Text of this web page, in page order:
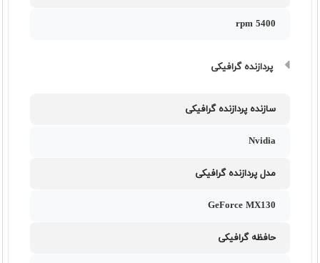
5400 rpm
پردازنده گرافیکی
سازنده پردازنده گرافیکی
Nvidia
مدل پردازنده گرافیکی
GeForce MX130
حافظه گرافیکی